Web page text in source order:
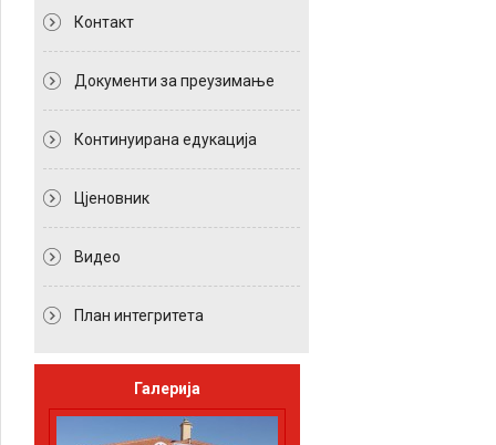
Контакт
Документи за преузимање
Континуирана едукација
Цјеновник
Видео
План интегритета
Галерија